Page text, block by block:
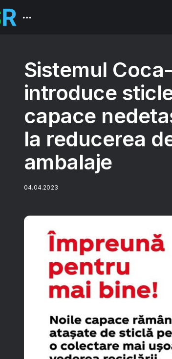
Sistemul
introduce
capace
la reducerea
ambalaje
04.04.2023